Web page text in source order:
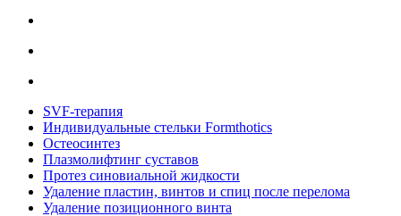
SVF-терапия
Индивидуальные стельки Formthotics
Остеосинтез
Плазмолифтинг суставов
Протез синовиальной жидкости
Удаление пластин, винтов и спиц после перелома
Удаление позиционного винта